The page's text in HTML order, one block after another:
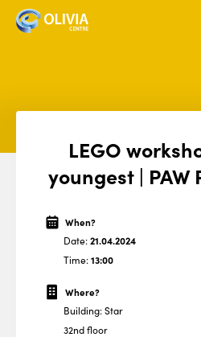
LEGO
youngest | PAW
When?
Date:21.04.2024
Time:13:00
Where?
Building: Star
32nd floor